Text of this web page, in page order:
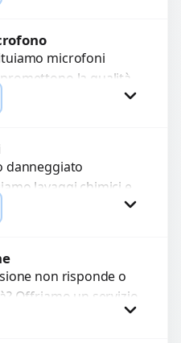
microfoni
la qualità
o delle
accurata e ricambi
danneggiato
lavaggi chimici e
per rimuovere
i circuiti e
non risponde o
Offriamo un servizio
o